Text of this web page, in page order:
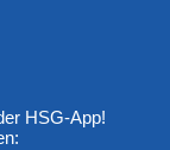
HSG-App!